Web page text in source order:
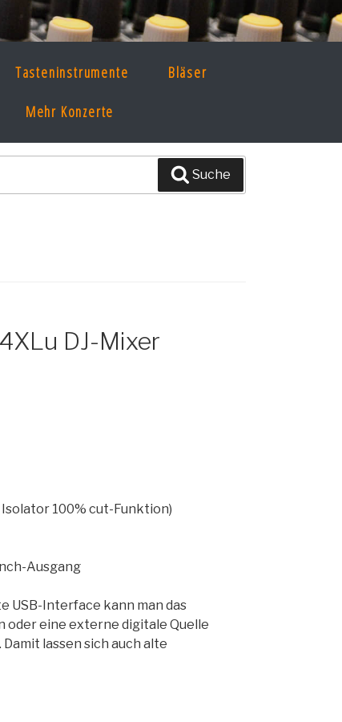
Tasteninstrumente Bläser
Mehr Konzerte
Suche
DJ-Mixer
100% cut-Funktion)
Ausgang
USB-Interface kann man das
oder eine externe digitale Quelle
lassen sich auch alte